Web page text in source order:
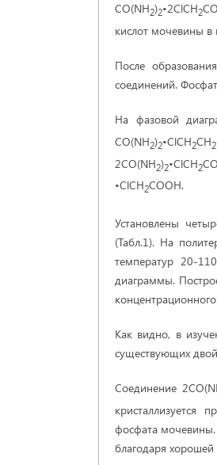
CO(NH2)2•2ClCH2
кислот мочевины
После
соединений.
На фазовой
CO(NH2)2•ClCH2CH2
2CO(NH2)2•ClCH2
•ClCH2COOH.
Установлены
(Табл.1). На
температур 20-
диаграммы.
Как видно, в
существующих
Соединение
кристаллизуется
фосфата мочевины.
благодаря